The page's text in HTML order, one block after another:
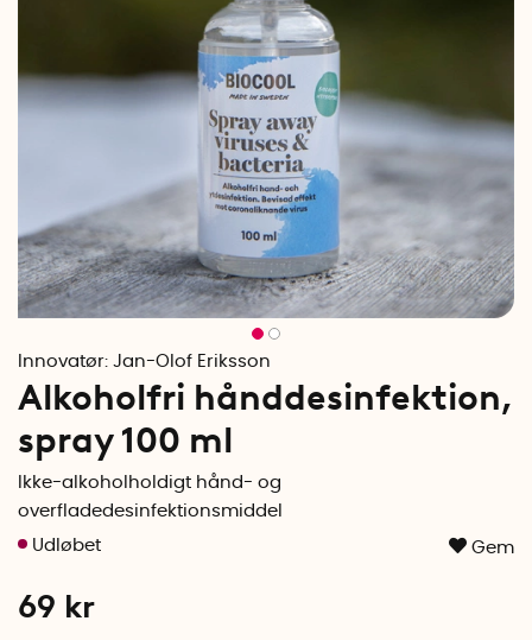
Innovatør: Jan-Olof Eriksson
Alkoholfri hånddesinfektion,
spray 100 ml
Ikke-alkoholholdigt hånd- og
overfladedesinfektionsmiddel
Gem
69 kr